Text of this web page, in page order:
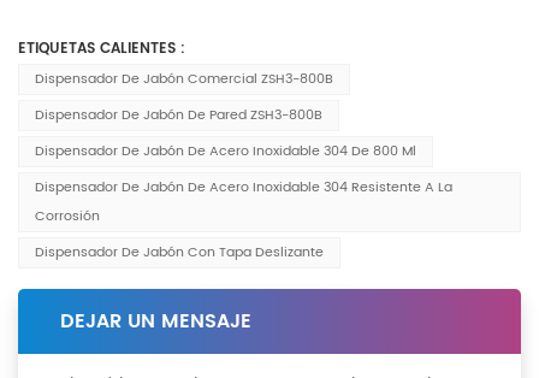
ETIQUETAS CALIENTES :
Dispensador De Jabón Comercial ZSH3-800B
Dispensador De Jabón De Pared ZSH3-800B
Dispensador De Jabón De Acero Inoxidable 304 De 800 Ml
Dispensador De Jabón De Acero Inoxidable 304 Resistente A La
Corrosión
Dispensador De Jabón Con Tapa Deslizante
DEJAR UN MENSAJE